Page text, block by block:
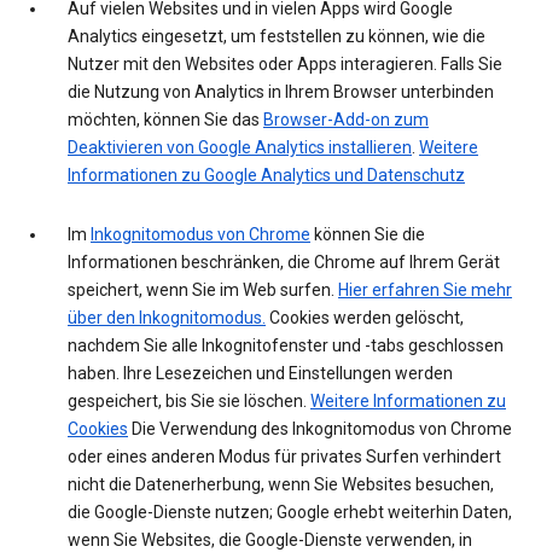
Auf vielen Websites und in vielen Apps wird Google
Analytics eingesetzt, um feststellen zu können, wie die
Nutzer mit den Websites oder Apps interagieren. Falls Sie
die Nutzung von Analytics in Ihrem Browser unterbinden
möchten, können Sie das Browser-Add-on zum
Deaktivieren von Google Analytics installieren. Weitere
Informationen zu Google Analytics und Datenschutz
Im Inkognitomodus von Chrome können Sie die
Informationen beschränken, die Chrome auf Ihrem Gerät
speichert, wenn Sie im Web surfen. Hier erfahren Sie mehr
über den Inkognitomodus. Cookies werden gelöscht,
nachdem Sie alle Inkognitofenster und -tabs geschlossen
haben. Ihre Lesezeichen und Einstellungen werden
gespeichert, bis Sie sie löschen. Weitere Informationen zu
Cookies Die Verwendung des Inkognitomodus von Chrome
oder eines anderen Modus für privates Surfen verhindert
nicht die Datenerherbung, wenn Sie Websites besuchen,
die Google-Dienste nutzen; Google erhebt weiterhin Daten,
wenn Sie Websites, die Google-Dienste verwenden, in